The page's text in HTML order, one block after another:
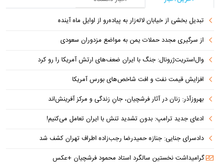
تبدیل بخشی از خیابان لاله‌زار به پیاده‌رو از اوایل ماه آینده
از سرگیری مجدد حملات یمن به مواضع مزدوران سعودی
وال‌استریت‌ژرونال: جنگ با ایران ضعف‌های ارتش آمریکا را رو کرد
افزایش قیمت نفت و افت شاخص‌های بورس آمریکا
بهروزآذر: زنان در آثار فرشچیان، جانِ زندگی و مرکز آفرینش‌اند
ادعای جدید ترامپ: بدون تشدید تنش با ایران تعامل می‌کنیم!
دادسرای جنایی: جنازه حمیدرضا رجب‌زاده اطراف تهران کشف شد
گرامیداشت نخستین سالگرد استاد محمود فرشچیان +عکس